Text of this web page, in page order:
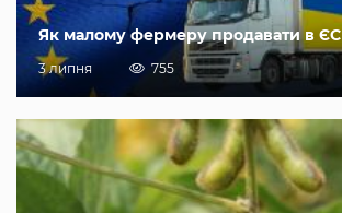
Як малому фермеру продавати в ЄС
3 липня 755